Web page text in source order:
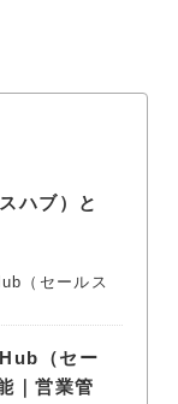
ハブ）と
（セールス
（セー
｜営業管